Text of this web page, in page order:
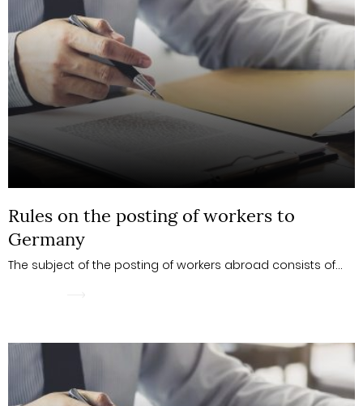
Rules on the posting of workers to
Germany
The subject of the posting of workers abroad consists of…